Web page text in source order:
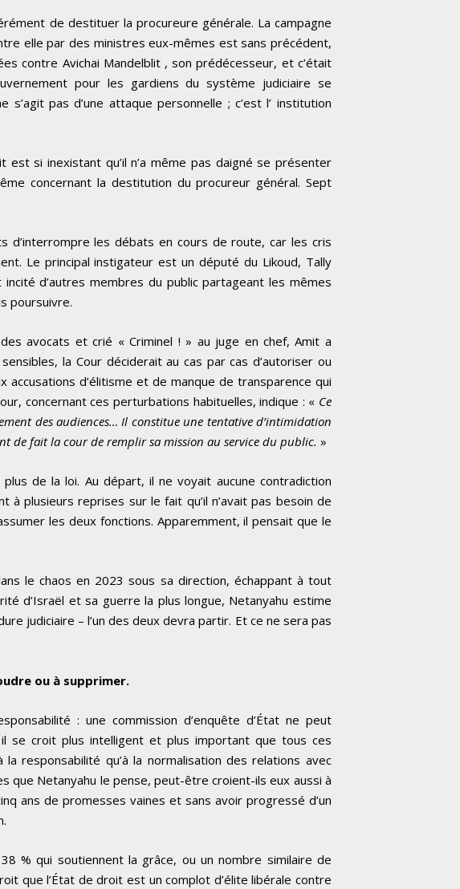
de destituer la procureure générale. La campagne
elle par des ministres eux-mêmes est sans précédent,
contre Avichai Mandelblit , son prédécesseur, et c’était
pour les gardiens du système judiciaire se
s’agit pas d’une attaque personnelle ; c’est l’ institution
si inexistant qu’il n’a même pas daigné se présenter
concernant la destitution du procureur général. Sept
d’interrompre les débats en cours de route, car les cris
Le principal instigateur est un député du Likoud, Tally
d’autres membres du public partageant les mêmes
poursuivre.
avocats et crié « Criminel ! » au juge en chef, Amit a
la Cour déciderait au cas par cas d’autoriser ou
accusations d’élitisme et de manque de transparence qui
concernant ces perturbations habituelles, indique : « Ce
des audiences… Il constitue une tentative d’intimidation
de fait la cour de remplir sa mission au service du public. »
de la loi. Au départ, il ne voyait aucune contradiction
plusieurs reprises sur le fait qu’il n’avait pas besoin de
les deux fonctions. Apparemment, il pensait que le
le chaos en 2023 sous sa direction, échappant à tout
d’Israël et sa guerre la plus longue, Netanyahu estime
judiciaire – l’un des deux devra partir. Et ce ne sera pas
ou à supprimer.
: une commission d’enquête d’État ne peut
se croit plus intelligent et plus important que tous ces
responsabilité qu’à la normalisation des relations avec
que Netanyahu le pense, peut-être croient-ils eux aussi à
ans de promesses vaines et sans avoir progressé d’un
% qui soutiennent la grâce, ou un nombre similaire de
que l’État de droit est un complot d’élite libérale contre